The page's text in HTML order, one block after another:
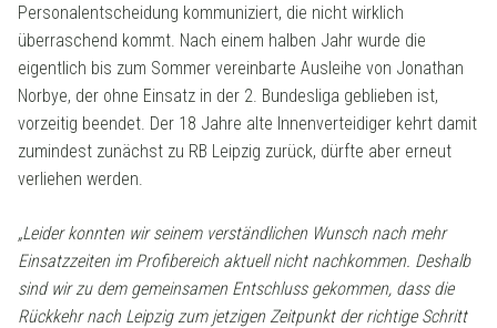
Personalentscheidung kommuniziert, die nicht wirklich
überraschend kommt. Nach einem halben Jahr wurde die
eigentlich bis zum Sommer vereinbarte Ausleihe von Jonathan
Norbye, der ohne Einsatz in der 2. Bundesliga geblieben ist,
vorzeitig beendet. Der 18 Jahre alte Innenverteidiger kehrt damit
zumindest zunächst zu RB Leipzig zurück, dürfte aber erneut
verliehen werden.
„Leider konnten wir seinem verständlichen Wunsch nach mehr
Einsatzzeiten im Profibereich aktuell nicht nachkommen. Deshalb
sind wir zu dem gemeinsamen Entschluss gekommen, dass die
Rückkehr nach Leipzig zum jetzigen Zeitpunkt der richtige Schritt